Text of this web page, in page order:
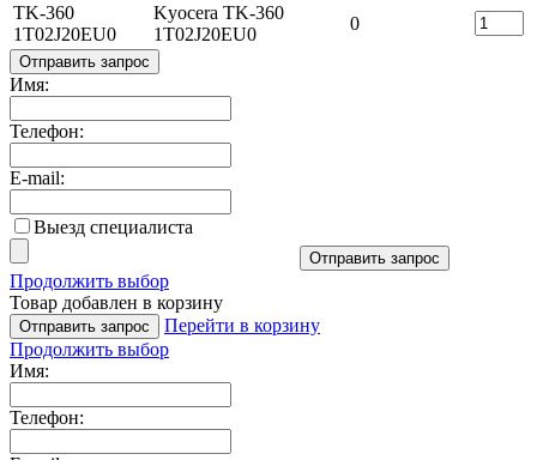
TK-360
1T02J20EU0
Kyocera TK-360
1T02J20EU0
0
Отправить запрос
Имя:
Телефон:
E-mail:
Выезд специалиста
Отправить запрос
Продолжить выбор
Товар добавлен в корзину
Отправить запрос
Перейти в корзину
Продолжить выбор
Имя:
Телефон: